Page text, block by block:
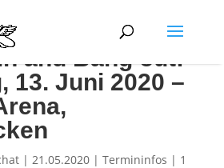
and Bang out:
13. Juni 2020 –
| 21.05.2020| Termininfos | 1